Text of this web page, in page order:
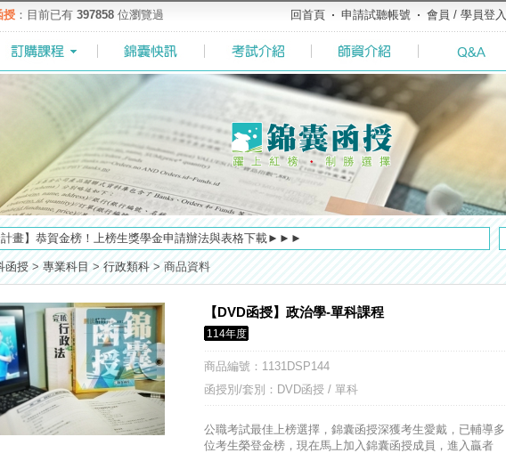
授 ：目前已有 397858 位瀏覽過 回首頁 申請試聽帳號 會員 / 學員登入
書數位化，112年起全面實施！點我看詳情>>>
計畫】恭賀金榜！上榜生獎學金申請辦法與表格下載►►►
增加便利商店付款方式，便利到不行！馬上使用►
囊函授Facebook粉絲專頁◆，最新消息、優惠活動不間斷！速點我關注✧•̀.̫•́✧
考／修正部份考試科目及大綱，趕快來看看有哪一些吧>>>
O￣)】你對國營事業了解多少呢? 必考國事業的6大理由 ►►好想了解◄◄
高普不考「公文」／高考英文占比提升，快來看看最新資訊吧>>>>
度起，雲端函授之課堂教材須知，請點我查看☀☀☀
證書數位化，112年起全面實施！點我看詳情>>>
函授 > 專業科目 > 行政類科 > 商品資料
【DVD函授】政治學-單科課程
114年度
商品編號 ：1131DSP144
函授別/套別：DVD函授 / 單科
公職考試最佳上榜選擇，錦囊函授深獲考生愛戴，已輔導多
位考生榮登金榜，現在馬上加入錦囊函授成員，進入贏者